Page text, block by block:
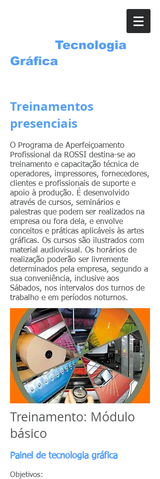
Tecnologia
Gráfica
Treinamentos
presenciais
O Programa de Aperfeiçoamento
Profissional da ROSSI destina-se ao
treinamento e capacitação técnica de
operadores, impressores, fornecedores,
clientes e profissionais de suporte e
apoio à produção. É desenvolvido
através de cursos, seminários e
palestras que podem ser realizados na
empresa ou fora dela, e envolve
conceitos e práticas aplicáveis às artes
gráficas. Os cursos são ilustrados com
material audiovisual. Os horários de
realização poderão ser livremente
determinados pela empresa, segundo a
sua conveniência, inclusive aos
Sábados, nos intervalos dos turnos de
trabalho e em períodos noturnos.
Treinamento: Módulo
básico
Painel de tecnologia gráfica
Objetivos: